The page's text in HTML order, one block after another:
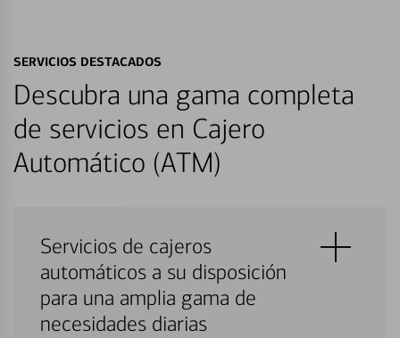
SERVICIOS DESTACADOS
Descubra una gama completa
de servicios en Cajero
Automático (ATM)
Servicios de cajeros
automáticos a su disposición
para una amplia gama de
necesidades diarias